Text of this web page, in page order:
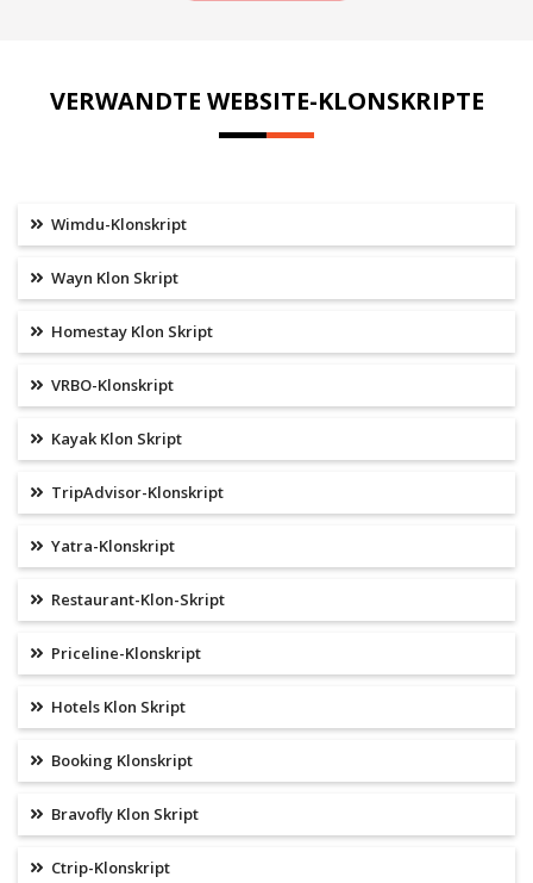
VERWANDTE WEBSITE-KLONSKRIPTE
Wimdu-Klonskript
Wayn Klon Skript
Homestay Klon Skript
VRBO-Klonskript
Kayak Klon Skript
TripAdvisor-Klonskript
Yatra-Klonskript
Restaurant-Klon-Skript
Priceline-Klonskript
Hotels Klon Skript
Booking Klonskript
Bravofly Klon Skript
Ctrip-Klonskript